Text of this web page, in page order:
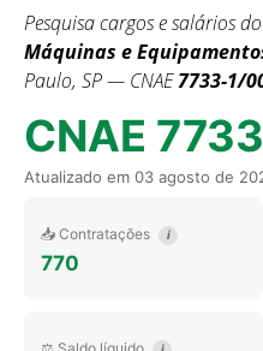
Pesquisa cargos e salários
Máquinas e
Paulo, SP — CNAE7733-1/
CNAE
Atualizado em 03 agosto de
📥 Contratações i
770